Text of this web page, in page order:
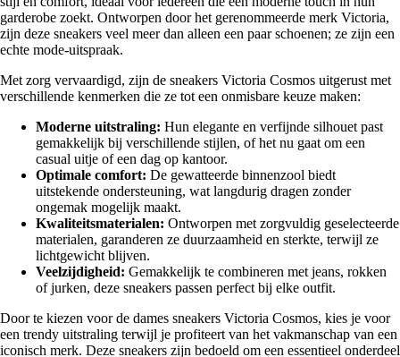
garderobe zoekt. Ontworpen door het gerenommeerde merk Victoria,
zijn deze sneakers veel meer dan alleen een paar schoenen; ze zijn een
echte mode-uitspraak.
Met zorg vervaardigd, zijn de sneakers Victoria Cosmos uitgerust met
verschillende kenmerken die ze tot een onmisbare keuze maken:
Moderne uitstraling: Hun elegante en verfijnde silhouet past
gemakkelijk bij verschillende stijlen, of het nu gaat om een
casual uitje of een dag op kantoor.
Optimale comfort: De gewatteerde binnenzool biedt
uitstekende ondersteuning, wat langdurig dragen zonder
ongemak mogelijk maakt.
Kwaliteitsmaterialen: Ontworpen met zorgvuldig geselecteerde
materialen, garanderen ze duurzaamheid en sterkte, terwijl ze
lichtgewicht blijven.
Veelzijdigheid: Gemakkelijk te combineren met jeans, rokken
of jurken, deze sneakers passen perfect bij elke outfit.
Door te kiezen voor de dames sneakers Victoria Cosmos, kies je voor
een trendy uitstraling terwijl je profiteert van het vakmanschap van een
iconisch merk. Deze sneakers zijn bedoeld om een essentieel onderdeel